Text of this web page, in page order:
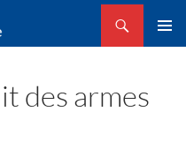
des armes